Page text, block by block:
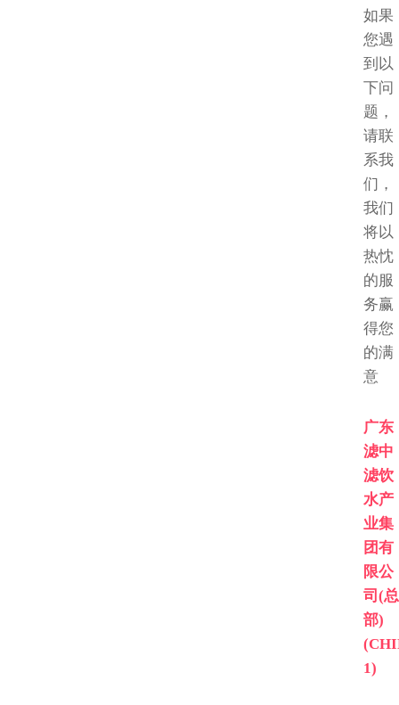
如果
您遇
到以
下问
题，
请联
系我
们，
我们
将以
热忱
的服
务赢
得您
的满
意
广东
滤中
滤饮
水产
业集
团有
限公
司(总
部)
1)